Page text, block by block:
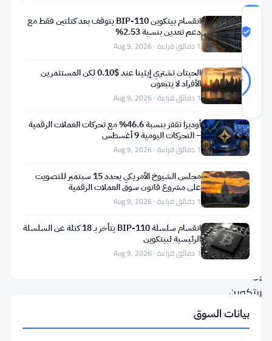
درجة
ثقة
المجتمع
Likely Real
78
%
Real
أصوات
آخر تحديث 1 شهر مضت
الذي
حدث
سامسون
مو
إن
بيتكوين
وصلت
انقسام بيتكوين BIP-110 يتوقف بعد كتلتين فقط مع
دعم تعدين بنسبة 2.53%
1 دقائق قراءة · Aug 9, 2026
الحيتان تشتري إيثينا عند $0.10 لكن المستثمرين
الأفراد لا يتبعون
1 دقائق قراءة · Aug 9, 2026
أوديرا تقفز بنسبة 46.6% مع تحركات العملات الرقمية
– التحركات اليومية 9 أغسطس
1 دقائق قراءة · Aug 9, 2026
مجلس الشيوخ الأمريكي يحدد 15 سبتمبر للتصويت
على مشروع قانون سوق العملات الرقمية
1 دقائق قراءة · Aug 9, 2026
انقسام سلسلة BIP-110 يتأخر بـ 18 كتلة عن السلسلة
الرئيسية لبيتكوين
1 دقائق قراءة · Aug 9, 2026
بيانات السوق